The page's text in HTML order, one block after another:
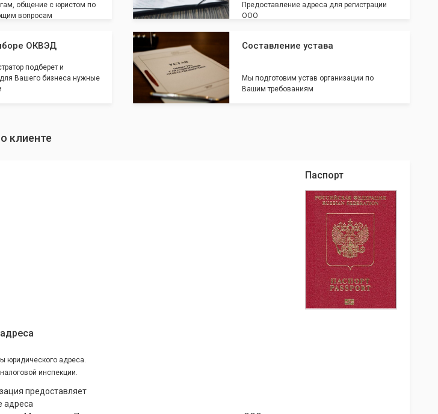
общение с юристом по
вопросам
Предоставление адреса для регистрации
ООО
ОКВЭД
подберет и
Вашего бизнеса нужные
Составление устава
Мы подготовим устав организации по
Вашим требованиям
клиенте
Паспорт
юридического адреса.
инспекции.
предоставляет
адреса